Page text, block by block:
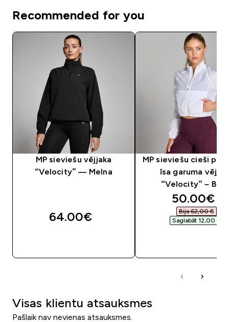
Recommended for you
MP sieviešu vējjaka
“Velocity” — Melna
64.00€‎
MP sieviešu cieši
īsa garuma
“Velocity” –
50.00€‎
Bija 62,00 €‎
Saglabāt 12,00 €‎
Visas klientu atsauksmes
Pašlaik nav nevienas atsauksmes.